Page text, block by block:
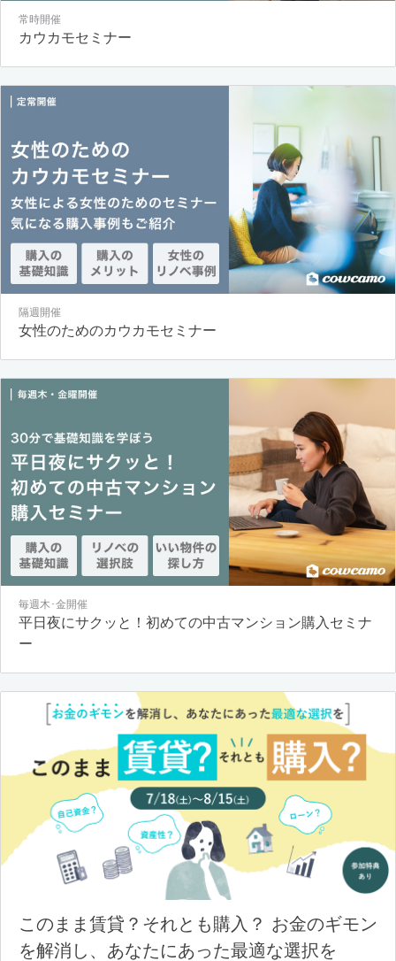
常時開催
カウカモセミナー
隔週開催
女性のためのカウカモセミナー
毎週木･金開催
平日夜にサクッと！初めての中古マンション購入セミナ
ー
このまま賃貸？それとも購入？ お金のギモン
を解消し、あなたにあった最適な選択を